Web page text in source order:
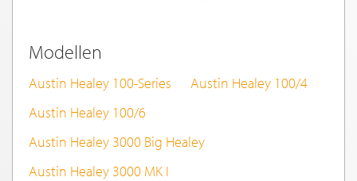
Modellen
Austin Healey 100-Series
Austin Healey 100/4
Austin Healey 100/6
Austin Healey 3000 Big Healey
Austin Healey 3000 MK I